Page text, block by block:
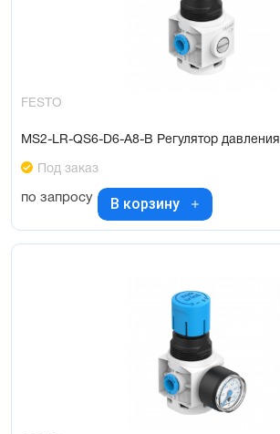
FESTO
MS2-LR-QS6-D6-A8-B Регулятор давления
Под заказ
по запросу В корзину